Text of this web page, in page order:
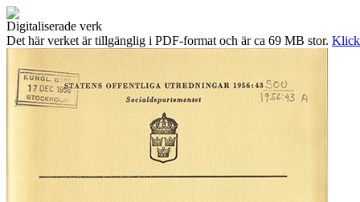
Digitaliserade verk
Det här verket är tillgänglig i PDF-format och är ca 69 MB stor.